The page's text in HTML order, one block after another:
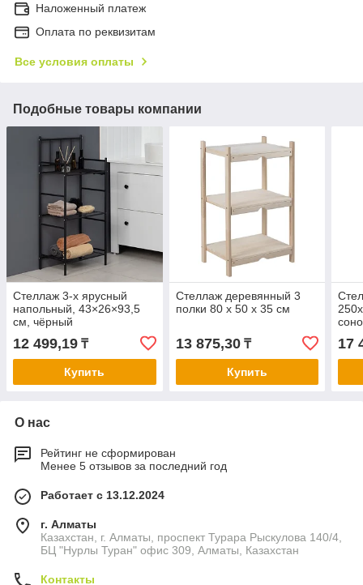
Наложенный платеж
Оплата по реквизитам
Все условия оплаты
Подобные товары компании
Стеллаж 3-х ярусный
напольный, 43×26×93,5
см, чёрный
12 499,19 ₸
Купить
Стеллаж деревянный 3
полки 80 х 50 х 35 см
13 875,30₸
Купить
17
О нас
Рейтинг не сформирован
Менее 5 отзывов за последний год
Работает с 13.12.2024
г. Алматы
Казахстан, г. Алматы, проспект Турара Рыскулова 140/4,
БЦ "Нурлы Туран" офис 309, Алматы, Казахстан
Контакты